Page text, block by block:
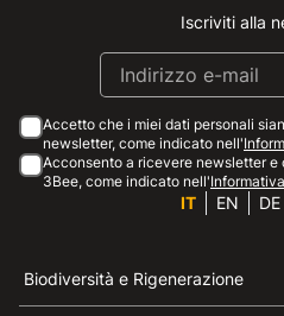
Iscriviti alla
Accetto che i miei dati personali
newsletter, come indicato nell'
Acconsento a ricevere newsletter
3Bee, come indicato nell'
IT EN DE
Biodiversità e Rigenerazione